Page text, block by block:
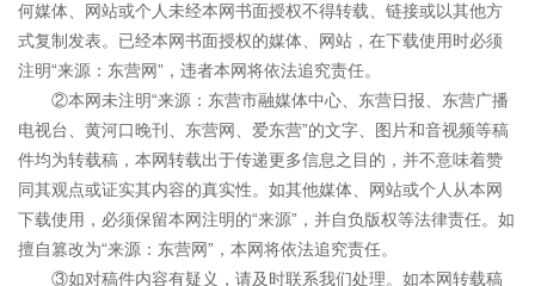
何媒体、网站或个人未经本网书面授权不得转载、链接或以其他方
式复制发表。已经本网书面授权的媒体、网站，在下载使用时必须
注明“来源：东营网”，违者本网将依法追究责任。
②本网未注明“来源：东营市融媒体中心、东营日报、东营广播
电视台、黄河口晚刊、东营网、爱东营”的文字、图片和音视频等稿
件均为转载稿，本网转载出于传递更多信息之目的，并不意味着赞
同其观点或证实其内容的真实性。如其他媒体、网站或个人从本网
下载使用，必须保留本网注明的“来源”，并自负版权等法律责任。如
擅自篡改为“来源：东营网”，本网将依法追究责任。
③如对稿件内容有疑义，请及时联系我们处理。如本网转载稿